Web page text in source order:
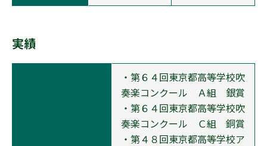
実績
・第６４回東京都高等学校吹
奏楽コンクール Ａ組 銀賞
・第６４回東京都高等学校吹
奏楽コンクール Ｃ組 銅賞
・第４８回東京都高等学校ア